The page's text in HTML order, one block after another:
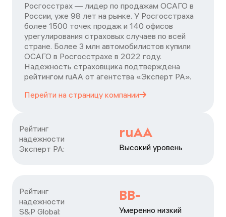
Росгосстрах — лидер по продажам ОСАГО в
России, уже 98 лет на рынке. У Росгосстраха
более 1500 точек продаж и 140 офисов
урегулирования страховых случаев по всей
стране. Более 3 млн автомобилистов купили
ОСАГО в Росгосстрахе в 2022 году.
Надежность страховщика подтверждена
рейтингом ruАА от агентства «Эксперт РА».
Перейти на страницу компании
Рейтинг
надежности
Эксперт РА:
ruAA
Высокий уровень
Рейтинг
надежности
S&P Global:
BB-
Умеренно низкий